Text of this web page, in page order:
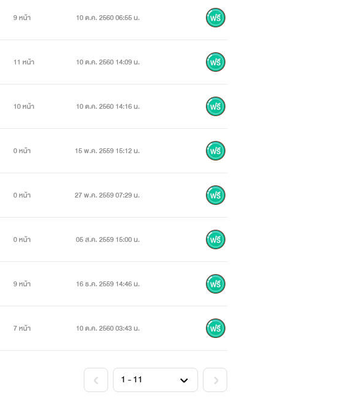
9 หน้า 10 ต.ค. 2560 06:55 น.
11 หน้า 10 ต.ค. 2560 14:09 น.
10 หน้า 10 ต.ค. 2560 14:16 น.
0 หน้า 15 พ.ค. 2559 15:12 น.
0 หน้า 27 พ.ค. 2559 07:29 น.
0 หน้า 05 ส.ค. 2559 15:00 น.
9 หน้า 16 ธ.ค. 2559 14:46 น.
7 หน้า 10 ต.ค. 2560 03:43 น.